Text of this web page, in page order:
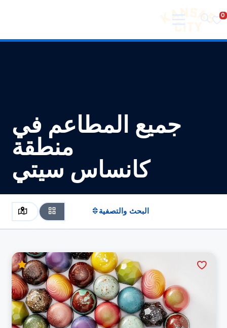
تفضل بزيارة مدينة كانساس سيتي
جميع المطاعم في
منطقة
كانساس سيتي
البحث والتصفية